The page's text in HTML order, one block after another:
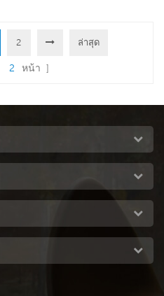
2 ล่าสุด
2 หน้า ]